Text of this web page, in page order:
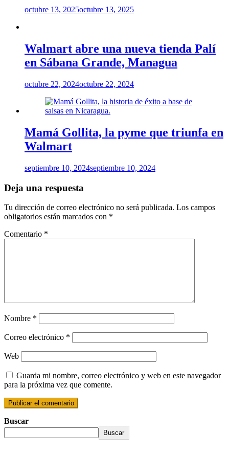
octubre 13, 2025octubre 13, 2025
Walmart abre una nueva tienda Palí
en Sábana Grande, Managua
octubre 22, 2024octubre 22, 2024
Mamá Gollita, la pyme que triunfa en
Walmart
septiembre 10, 2024septiembre 10, 2024
Deja una respuesta
Tu dirección de correo electrónico no será publicada. Los campos
obligatorios están marcados con *
Comentario *
Nombre *
Correo electrónico *
Web
Guarda mi nombre, correo electrónico y web en este navegador
para la próxima vez que comente.
Buscar
Buscar